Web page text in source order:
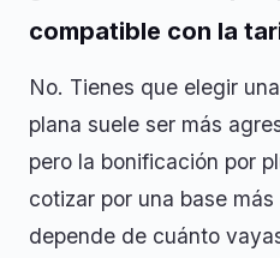
compatible con la
No. Tienes que elegir
plana suele ser más
pero la bonificación por
cotizar por una base
depende de cuánto